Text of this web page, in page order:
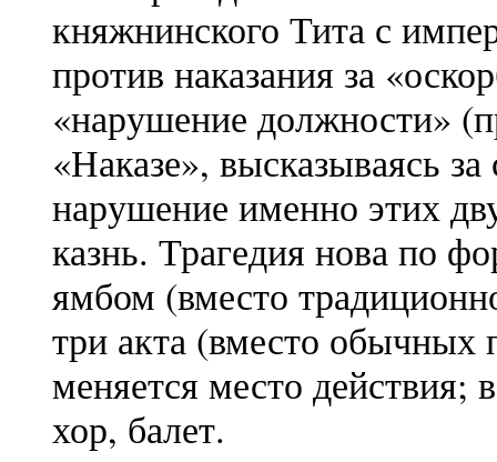
княжнинского Тита с
против наказания за
«нарушение должности»
«Наказе», высказываясь
нарушение именно этих
казнь. Трагедия нова по
ямбом (вместо
три акта (вместо обычных
меняется место действия;
хор, балет.